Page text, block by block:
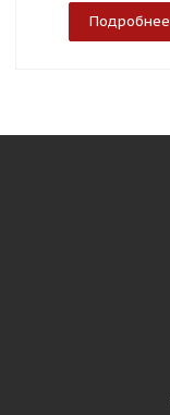
Подробнее